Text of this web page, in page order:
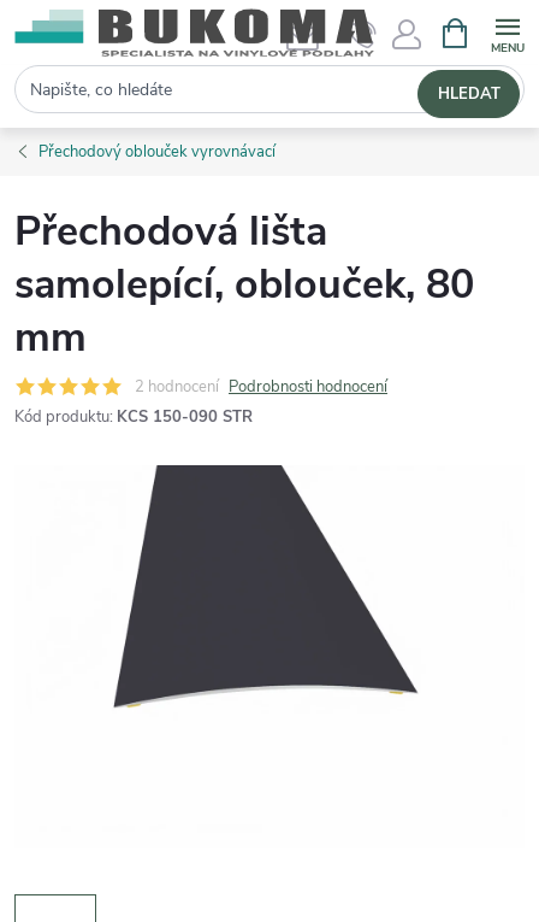
Hledat HLEDAT
Přechodový oblouček vyrovnávací
Přechodová lišta
samolepící, oblouček, 80
mm
2 hodnocení Podrobnosti hodnocení
Kód produktu: KCS 150-090 STR